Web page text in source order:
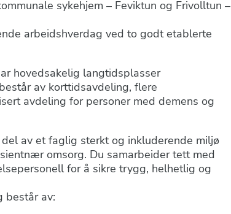
sykehjem – Feviktun og Frivolltun –
arbeidshverdag ved to godt etablerte
hovedsakelig langtidsplasser
av korttidsavdeling, flere
avdeling for personer med demens og
av et faglig sterkt og inkluderende miljø
omsorg. Du samarbeider tett med
for å sikre trygg, helhetlig og
består av: